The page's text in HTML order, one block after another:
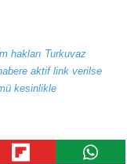
hakları Turkuvaz
aktif link verilse
kesinlikle